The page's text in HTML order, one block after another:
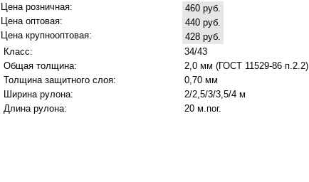
Цена розничная:
460 руб.
Цена оптовая:
440 руб.
Цена крупнооптовая:
428 руб.
Класс:
34/43
Общая толщина:
2,0 мм (ГОСТ 11529-86 п.2.2)
Толщина защитного слоя:
0,70 мм
Ширина рулона:
2/2,5/3/3,5/4 м
Длина рулона:
20 м.пог.